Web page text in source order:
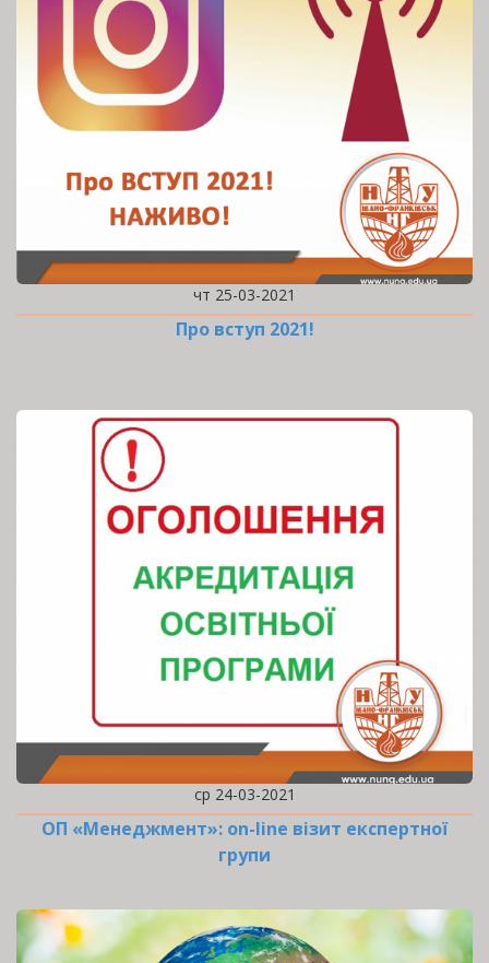
чт 25-03-2021
Про вступ 2021!
ср 24-03-2021
ОП «Менеджмент»: оn-line візит експертної
групи